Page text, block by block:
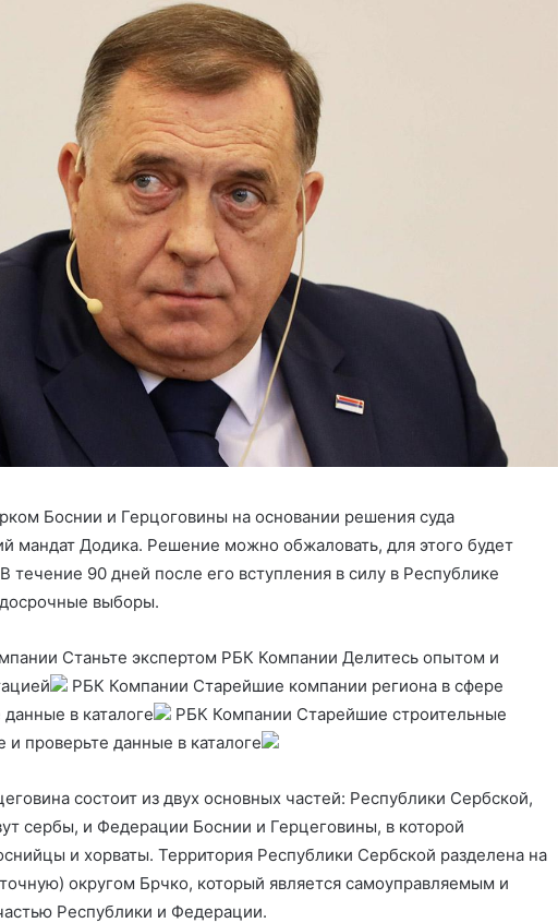
Боснии и Герцоговины на основании решения суда
мандат Додика. Решение можно обжаловать, для этого будет
течение 90 дней после его вступления в силу в Республике
выборы.
Станьте экспертом РБК Компании Делитесь опытом и
РБК Компании Старейшие компании региона в сфере
в каталоге
РБК Компании Старейшие строительные
проверьте данные в каталоге
состоит из двух основных частей: Республики Сербской,
сербы, и Федерации Боснии и Герцеговины, в которой
и хорваты. Территория Республики Сербской разделена на
округом Брчко, который является самоуправляемым и
Республики и Федерации.